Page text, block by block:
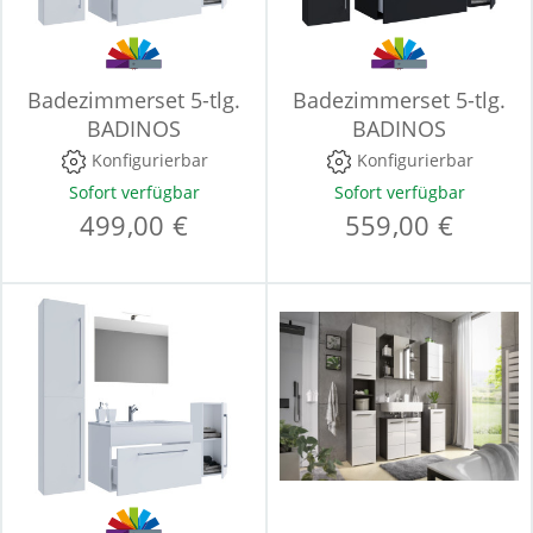
Badezimmerset 5-tlg.
BADINOS
Konfigurierbar
Sofort verfügbar
499,00 €
Badezimmerset 5-tlg.
BADINOS
Konfigurierbar
Sofort verfügbar
559,00 €